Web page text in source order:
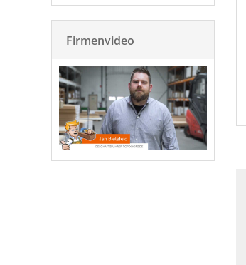
Firmenvideo